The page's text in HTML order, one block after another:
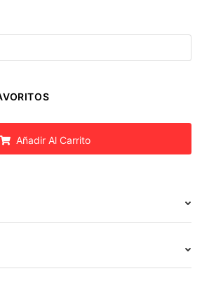
Añadir Al Carrito